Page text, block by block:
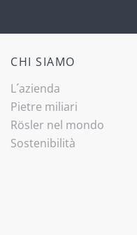
CHI SIAMO
L´azienda
Pietre miliari
Rösler nel mondo
Sostenibilità